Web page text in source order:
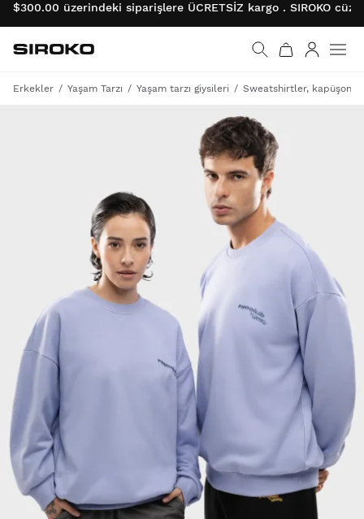
$300.00 üzerindeki siparişlere ÜCRETSİZ kargo . SIROKO
Ana sayfaya git
Siroko.com
Erkekler Yaşam Tarzı Yaşam tarzı giysileri Sweatshirtler,